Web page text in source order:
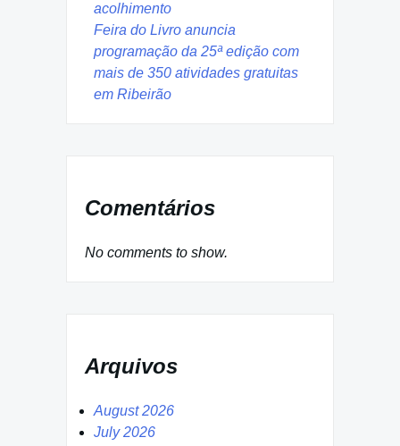
acolhimento
Feira do Livro anuncia
programação da 25ª edição com
mais de 350 atividades gratuitas
em Ribeirão
Comentários
No comments to show.
Arquivos
August 2026
July 2026